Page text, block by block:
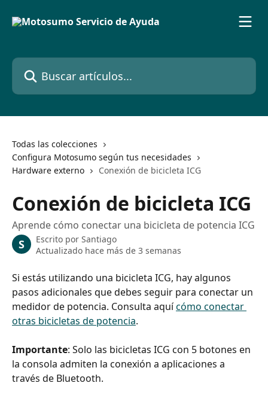
Buscar artículos...
Todas las colecciones
Configura Motosumo según tus necesidades
Hardware externo
Conexión de bicicleta ICG
Conexión de bicicleta ICG
Aprende cómo conectar una bicicleta de potencia ICG
S Escrito por Santiago
Actualizado hace más de 3 semanas
Si estás utilizando una bicicleta ICG, hay algunos
pasos adicionales que debes seguir para conectar un
medidor de potencia. Consulta aquí cómo conectar
otras bicicletas de potencia.
Importante: Solo las bicicletas ICG con 5 botones en
la consola admiten la conexión a aplicaciones a
través de Bluetooth.